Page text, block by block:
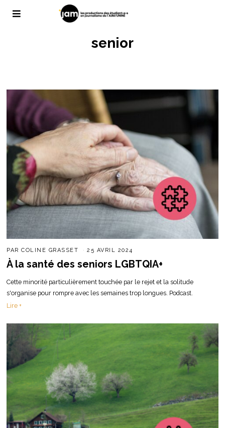
senior
PARCOLINE GRASSET 25 AVRIL 2024
À la santé des seniors LGBTQIA+
Cette minorité particulièrement touchée par le rejet et la solitude
s'organise pour rompre avec les semaines trop longues. Podcast.
Lire +